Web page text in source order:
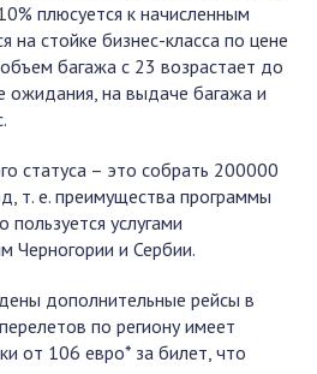
плюсуется к начисленным
стойке бизнес-класса по цене
багажа с 23 возрастает до
ожидания, на выдаче багажа и
статуса – это собрать 200000
т. е. преимущества программы
услугами
Черногории и Сербии.
дополнительные рейсы в
по региону имеет
от 106 евро* за билет, что